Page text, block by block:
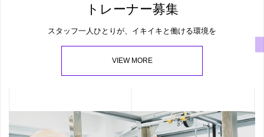
トレーナー募集
スタッフ一人ひとりが、イキイキと働ける環境を
VIEW MORE